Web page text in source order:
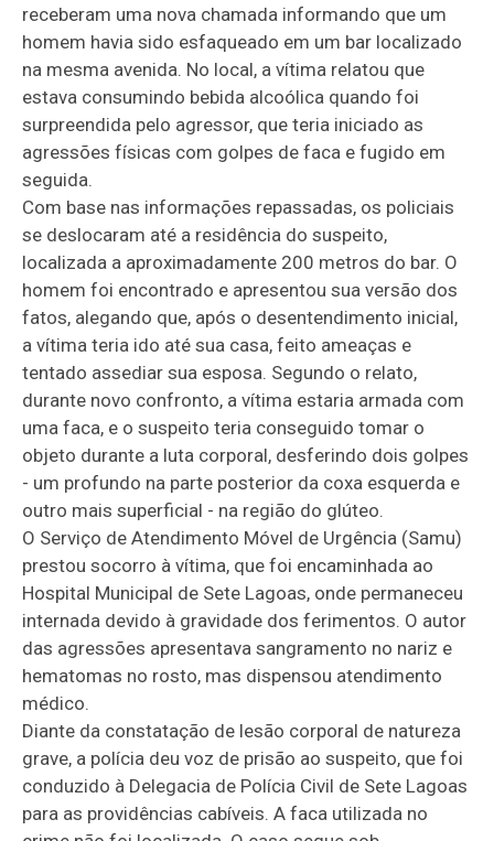
receberam uma nova chamada informando que um
homem havia sido esfaqueado em um bar localizado
na mesma avenida. No local, a vítima relatou que
estava consumindo bebida alcoólica quando foi
surpreendida pelo agressor, que teria iniciado as
agressões físicas com golpes de faca e fugido em
seguida.
Com base nas informações repassadas, os policiais
se deslocaram até a residência do suspeito,
localizada a aproximadamente 200 metros do bar. O
homem foi encontrado e apresentou sua versão dos
fatos, alegando que, após o desentendimento inicial,
a vítima teria ido até sua casa, feito ameaças e
tentado assediar sua esposa. Segundo o relato,
durante novo confronto, a vítima estaria armada com
uma faca, e o suspeito teria conseguido tomar o
objeto durante a luta corporal, desferindo dois golpes
- um profundo na parte posterior da coxa esquerda e
outro mais superficial - na região do glúteo.
O Serviço de Atendimento Móvel de Urgência (Samu)
prestou socorro à vítima, que foi encaminhada ao
Hospital Municipal de Sete Lagoas, onde permaneceu
internada devido à gravidade dos ferimentos. O autor
das agressões apresentava sangramento no nariz e
hematomas no rosto, mas dispensou atendimento
médico.
Diante da constatação de lesão corporal de natureza
grave, a polícia deu voz de prisão ao suspeito, que foi
conduzido à Delegacia de Polícia Civil de Sete Lagoas
para as providências cabíveis. A faca utilizada no